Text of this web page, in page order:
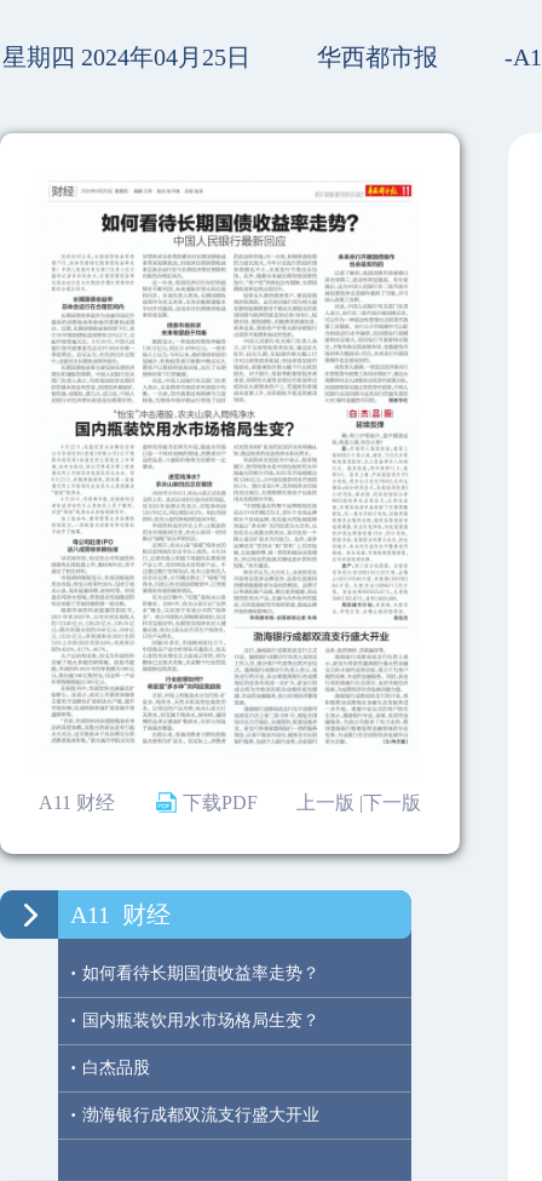
星期四 2024年04月25日 华西都市报 -
A11 财经 下载PDF 下一版
上一版 |
A11 财经
· 如何看待长期国债收益率走势？
· 国内瓶装饮用水市场格局生变？
· 白杰品股
· 渤海银行成都双流支行盛大开业